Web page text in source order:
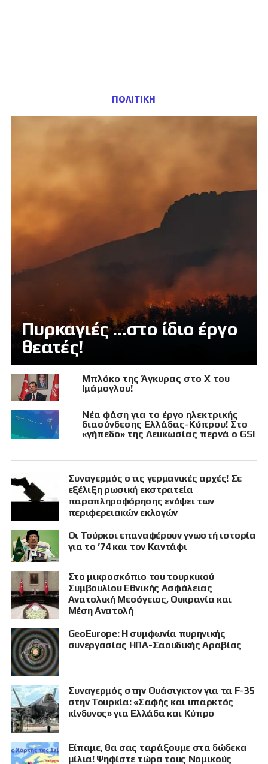
ΠΟΛΙΤΙΚΗ
Πυρκαγιές …στο ίδιο έργο
θεατές!
Μπλόκο της Άγκυρας στο X του
Ιμάμογλου!
Νέα φάση για το έργο ηλεκτρικής
διασύνδεσης Ελλάδας-Κύπρου! Στο
«γήπεδο» της Λευκωσίας περνά ο GSI
Συναγερμός στις γερμανικές αρχές! Σε
εξέλιξη ρωσική εκστρατεία
παραπληροφόρησης ενόψει των
περιφερειακών εκλογών
Οι Τούρκοι επαναφέρουν γνωστή ιστορία
για το ’74 και τον Καντάφι
Στο μικροσκόπιο του τουρκικού
Συμβουλίου Εθνικής Ασφάλειας
Ανατολική Μεσόγειος, Ουκρανία και
Μέση Ανατολή
GeoEurope: Η συμφωνία πυρηνικής
συνεργασίας ΗΠΑ-Σαουδικής Αραβίας
Συναγερμός στην Ουάσιγκτον για τα F-35
στην Τουρκία: «Σαφής και υπαρκτός
κίνδυνος» για Ελλάδα και Κύπρο
Είπαμε, θα σας ταράξουμε στα δώδεκα
μίλια! Ψηφίστε τώρα τους Νομικούς